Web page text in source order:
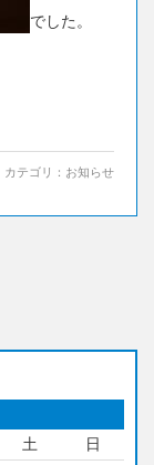
でした。
カテゴリ： お知らせ
土 日